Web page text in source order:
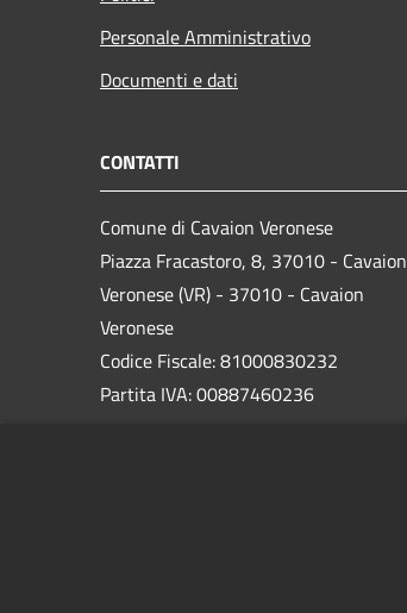
Personale Amministrativo
Documenti e dati
CONTATTI
Comune di Cavaion Veronese
Piazza Fracastoro, 8, 37010 - Cavaion
Veronese (VR) - 37010 - Cavaion
Veronese
Codice Fiscale: 81000830232
Partita IVA: 00887460236